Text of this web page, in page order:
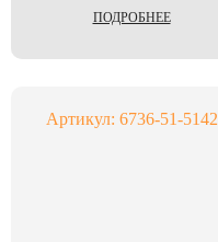
ПОДРОБНЕЕ
Артикул: 6736-51-5142